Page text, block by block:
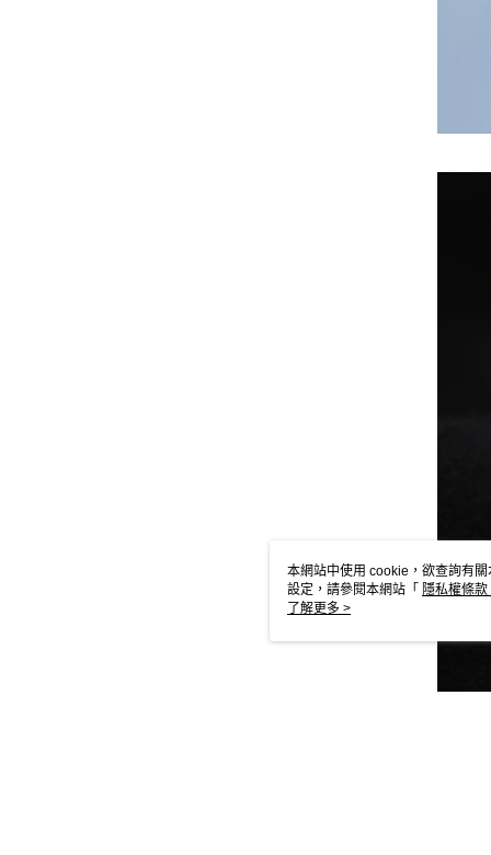
本網站中使用 cookie，欲查詢有
設定，請參閱本網站「 隱私權條款
使用 cookie。
了解更多 >